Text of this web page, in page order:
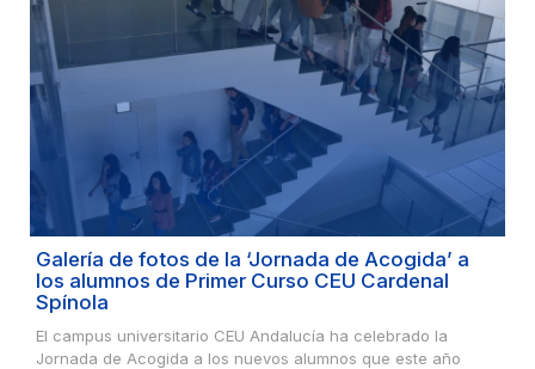
Galería de fotos de la ‘Jornada de Acogida’ a
los alumnos de Primer Curso CEU Cardenal
Spínola
El campus universitario CEU Andalucía ha celebrado la
Jornada de Acogida a los nuevos alumnos que este año